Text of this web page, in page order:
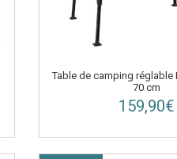
Table de camping réglable
70 cm
159,90€